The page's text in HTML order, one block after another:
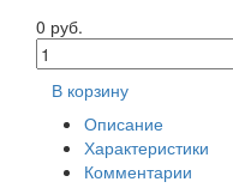
0 руб.
В корзину
Описание
Характеристики
Комментарии